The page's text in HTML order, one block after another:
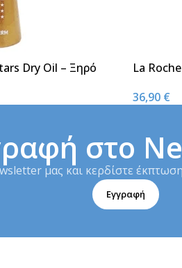
Dry Oil – Ξηρό
La
36,90 €
στο
μας και κερδίστε
Εγγραφή